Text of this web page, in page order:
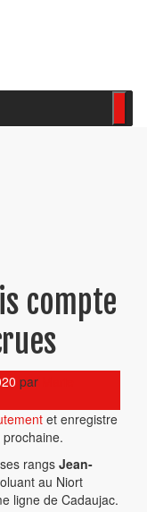
compte
par
et enregistre
rangs Jean-
au Niort
ligne de Cadaujac.